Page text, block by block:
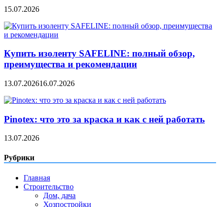
15.07.2026
Купить изоленту SAFELINE: полный обзор,
преимущества и рекомендации
13.07.202616.07.2026
Pinotex: что это за краска и как с ней работать
13.07.2026
Рубрики
Главная
Строительство
Дом, дача
Хозпостройки